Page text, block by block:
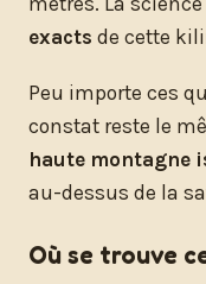
exacts de cette
Peu importe ces
constat reste le
haute montagne
au-dessus de la
Où se trouve